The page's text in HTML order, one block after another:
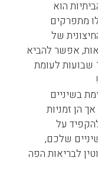
הוא
מתפרקים
של
אפשר להביא
לשינוי מהיר לצבע השיניים בתוך 1-2 שבועות לעומת
בשיניים
הן זמניות
על
שלכם,
לבריאות הפה